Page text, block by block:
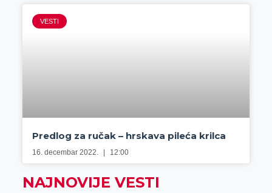
VESTI
Predlog za ručak – hrskava pileća krilca
16. decembar 2022. 12:00
NAJNOVIJE VESTI